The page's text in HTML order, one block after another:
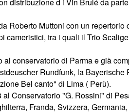
Roberto Muttoni con un
cameristici, tra i quali il Trio
al conservatorio di Parma e già
Rundfunk, la
Bel canto" di Lima ( Perù).
Conservatorio "G. Rossini" di
Franda, Svizzera,